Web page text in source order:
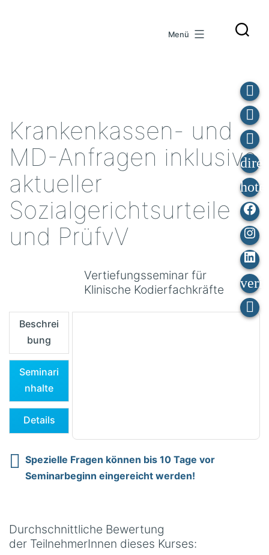
Menü
Krankenkassen- und
MD-Anfragen inklusive
aktueller
Sozialgerichtsurteile
und PrüfvV
Vertiefungsseminar für
Klinische Kodierfachkräfte
Beschrei
bung
Seminari
nhalte
Details
Spezielle Fragen können bis 10 Tage vor
Seminarbeginn eingereicht werden!
Durchschnittliche Bewertung
der TeilnehmerInnen dieses Kurses:
In